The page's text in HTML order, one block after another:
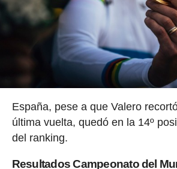
España, pese a que Valero
última vuelta, quedó en la 14º
del ranking.
Resultados Campeonato del